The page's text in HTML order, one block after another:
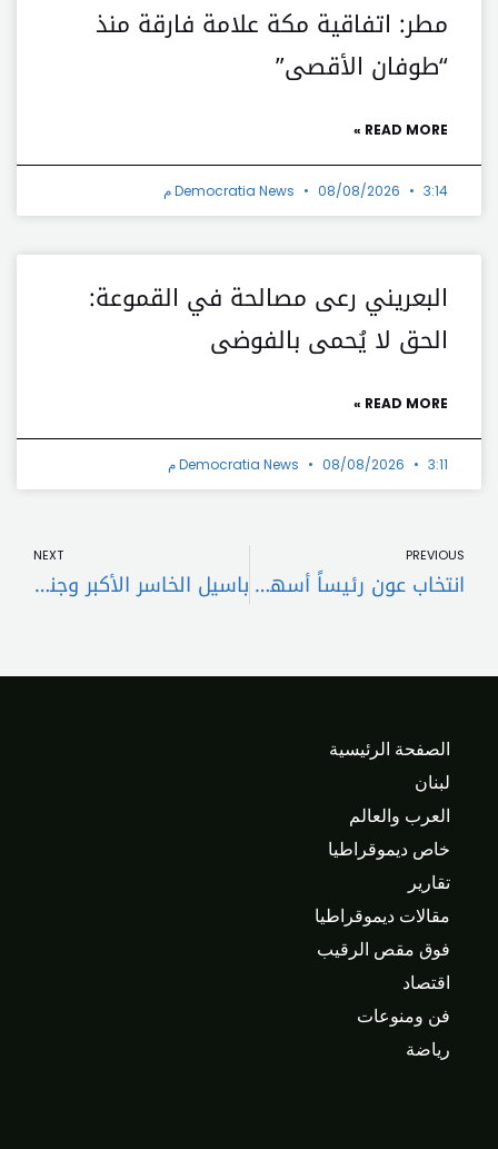
مطر: اتفاقية مكة علامة فارقة منذ
“طوفان الأقصى”
READ MORE »
Democratia News 08/08/2026 3:14 م
البعريني رعى مصالحة في القموعة:
الحق لا يُحمى بالفوضى
READ MORE »
Democratia News 08/08/2026 3:11 م
PREVIOUS
انتخاب عون رئيساً أسهل من اتفاق وقف النار المتشدد؟
NEXT
باسيل الخاسر الأكبر وجنرال عون جديد في بعبدا
الصفحة الرئيسية
لبنان
العرب والعالم
خاص ديموقراطيا
تقارير
مقالات ديموقراطيا
فوق مقص الرقيب
اقتصاد
فن ومنوعات
رياضة